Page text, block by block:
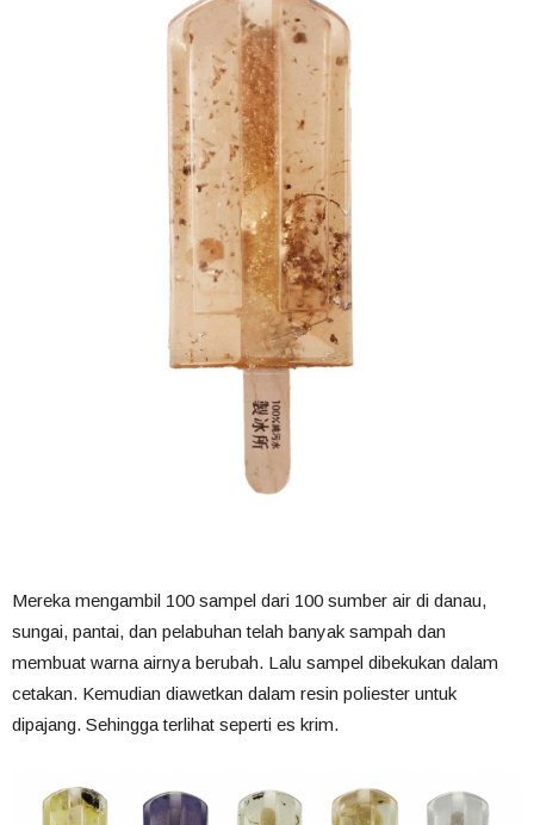
Mereka mengambil 100 sampel dari 100 sumber air di danau,
sungai, pantai, dan pelabuhan telah banyak sampah dan
membuat warna airnya berubah. Lalu sampel dibekukan dalam
cetakan. Kemudian diawetkan dalam resin poliester untuk
dipajang. Sehingga terlihat seperti es krim.